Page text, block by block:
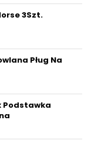
3Szt.
Pług Na
Podstawka